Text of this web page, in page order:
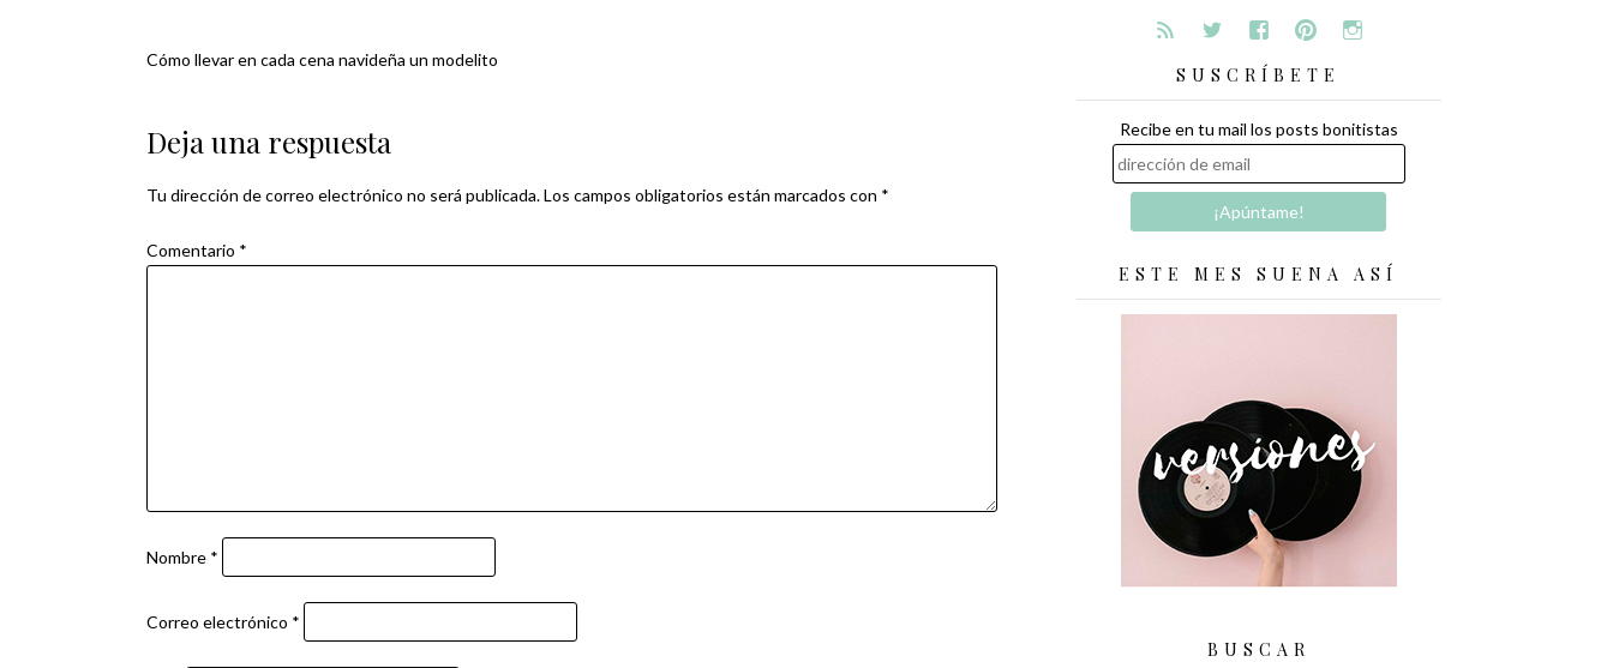
Navegación
de
entradas
Cómo llevar en cada cena navideña un modelito
Deja una respuesta
Tu dirección de correo electrónico no será publicada.Los campos obligatorios están marcados con *
Comentario *
Nombre *
Correo electrónico *
SUSCRÍBETE
Recibe en tu mail los posts bonitistas
ESTE MES SUENA ASÍ
BUSCAR